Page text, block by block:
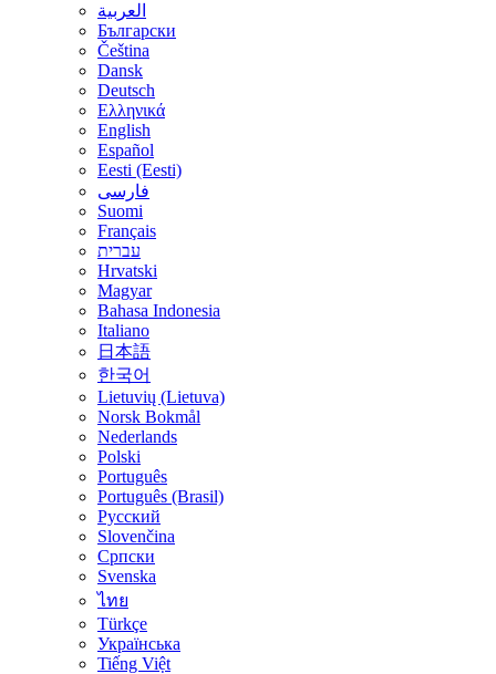
العربية
Български
Čeština
Dansk
Deutsch
Ελληνικά
English
Español
Eesti (Eesti)
فارسی
Suomi
Français
עברית
Hrvatski
Magyar
Bahasa Indonesia
Italiano
日本語
한국어
Lietuvių (Lietuva)
‪Norsk Bokmål‬
Nederlands
Polski
Português
Português (Brasil)
Русский
Slovenčina
Српски
Svenska
ไทย
Türkçe
Українська
Tiếng Việt